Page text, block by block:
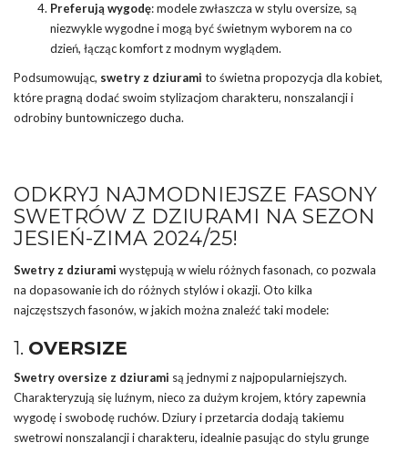
Preferują wygodę: modele zwłaszcza w stylu oversize, są
niezwykle wygodne i mogą być świetnym wyborem na co
dzień, łącząc komfort z modnym wyglądem.
Podsumowując, swetry z dziurami to świetna propozycja dla kobiet,
które pragną dodać swoim stylizacjom charakteru, nonszalancji i
odrobiny buntowniczego ducha.
ODKRYJ NAJMODNIEJSZE FASONY
SWETRÓW Z DZIURAMI NA SEZON
JESIEŃ-ZIMA 2024/25!
Swetry z dziurami występują w wielu różnych fasonach, co pozwala
na dopasowanie ich do różnych stylów i okazji. Oto kilka
najczęstszych fasonów, w jakich można znaleźć taki modele:
1. OVERSIZE
Swetry oversize z dziurami są jednymi z najpopularniejszych.
Charakteryzują się luźnym, nieco za dużym krojem, który zapewnia
wygodę i swobodę ruchów. Dziury i przetarcia dodają takiemu
swetrowi nonszalancji i charakteru, idealnie pasując do stylu grunge